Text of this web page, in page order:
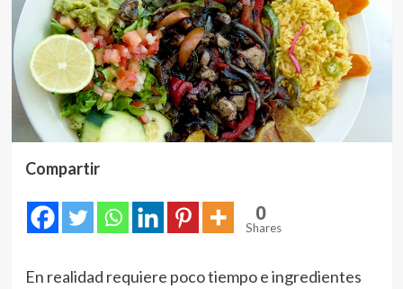
Compartir
0
Shares
En realidad requiere poco tiempo e ingredientes